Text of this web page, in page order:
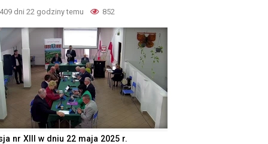
409 dni 22 godziny temu 852
nr XIII w dniu 22 maja 2025 r.